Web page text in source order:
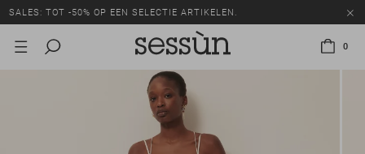
SALES: TOT -50% OP EEN SELECTIE ARTIKELEN.
0